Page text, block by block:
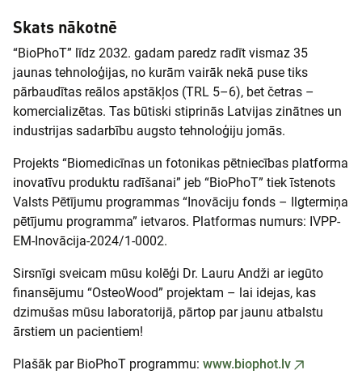
Skats nākotnē
“BioPhoT” līdz 2032. gadam paredz radīt vismaz 35
jaunas tehnoloģijas, no kurām vairāk nekā puse tiks
pārbaudītas reālos apstākļos (TRL 5–6), bet četras –
komercializētas. Tas būtiski stiprinās Latvijas zinātnes un
industrijas sadarbību augsto tehnoloģiju jomās.
Projekts “Biomedicīnas un fotonikas pētniecības platforma
inovatīvu produktu radīšanai” jeb “BioPhoT” tiek īstenots
Valsts Pētījumu programmas “Inovāciju fonds – Ilgtermiņa
pētījumu programma” ietvaros. Platformas numurs: IVPP-
EM-Inovācija-2024/1-0002.
Sirsnīgi sveicam mūsu kolēģi Dr. Lauru Andži ar iegūto
finansējumu “OsteoWood” projektam – lai idejas, kas
dzimušas mūsu laboratorijā, pārtop par jaunu atbalstu
ārstiem un pacientiem!
Plašāk par BioPhoT programmu: www.biophot.lv